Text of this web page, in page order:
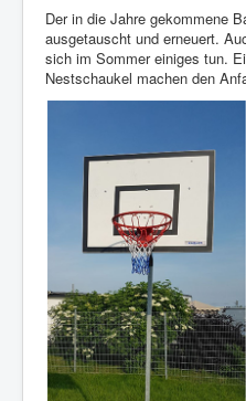
r
t
u
n
g
5
Der in die Jahre gekommene
ausgetauscht und erneuert.
sich im Sommer einiges tun.
Nestschaukel machen den